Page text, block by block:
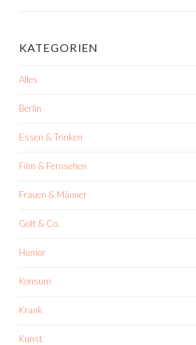
KATEGORIEN
Alles
Berlin
Essen & Trinken
Film & Fernsehen
Frauen & Männer
Gott & Co.
Humor
Konsum
Krank
Kunst